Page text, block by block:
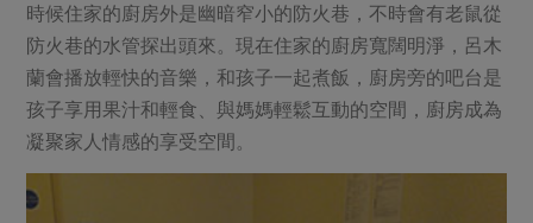
時候住家的廚房外是幽暗窄小的防火巷，不時會有老鼠從
防火巷的水管探出頭來。現在住家的廚房寬闊明淨，呂木
蘭會播放輕快的音樂，和孩子一起煮飯，廚房旁的吧台是
孩子享用果汁和輕食、與媽媽輕鬆互動的空間，廚房成為
凝聚家人情感的享受空間。